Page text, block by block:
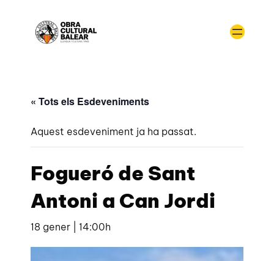
« Tots els Esdeveniments
Aquest esdeveniment ja ha passat.
Fogueró de Sant
Antoni a Can Jordi
18 gener | 14:00h